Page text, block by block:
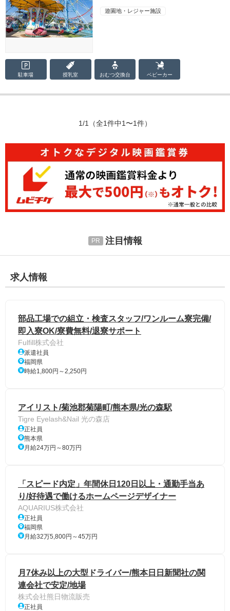
遊園地・レジャー施設
駐車場 授乳室 おむつ交換台 ベビーカー
1/1 （全1件中1〜1件）
注目情報
求人情報
部品工場での組立・検査スタッフ/ワンルーム寮完備/
即入寮OK/寮費無料/退寮サポート
Fulfill株式会社
派遣社員
福岡県
時給1,800円～2,250円
アイリスト/菊池郡菊陽町/熊本県/光の森駅
Tigre Eyelash&Nail 光の森店
正社員
熊本県
月給24万円～80万円
「スピード内定」年間休日120日以上・通勤手当あ
り/好待遇で働けるホームページデザイナー
AQUARIUS株式会社
正社員
福岡県
月給32万5,800円～45万円
月7休み以上の大型ドライバー/熊本日日新聞社の関
連会社で安定/地場
株式会社熊日物流販売
正社員